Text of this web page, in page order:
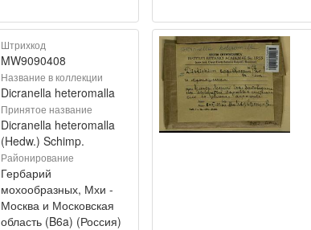
Штрихкод
MW9090408
Название в коллекции
Dicranella heteromalla
Принятое название
Dicranella heteromalla
(Hedw.) Schimp.
Районирование
Гербарий
мохообразных, Мхи -
Москва и Московская
область (B6a) (Россия)